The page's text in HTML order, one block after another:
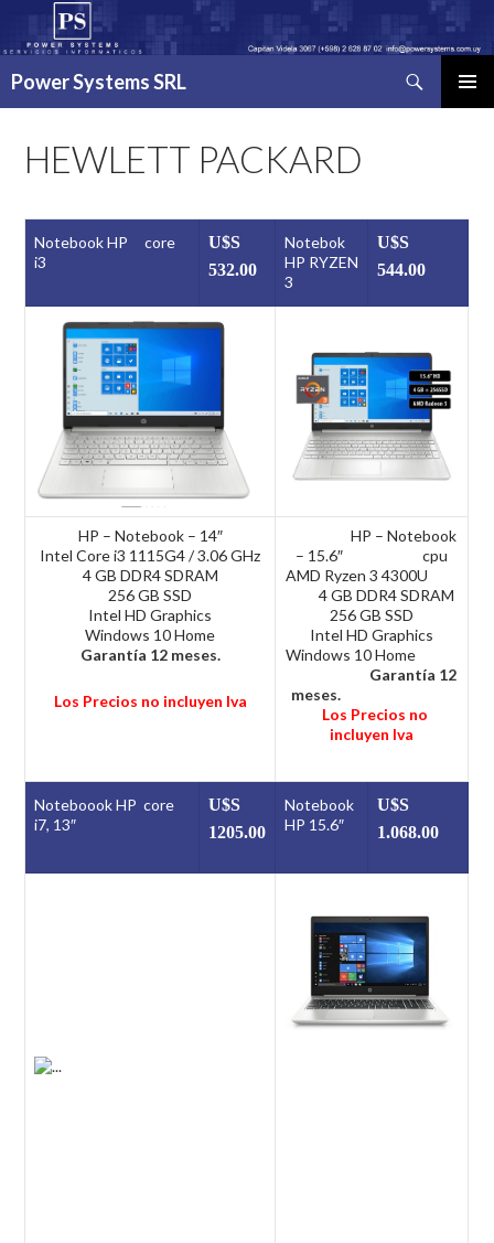
Power Systems SRL
CONTENIDO
HEWLETT PACKARD
Notebook HP core
i3
U$S
532.00
Notebok
HP RYZEN
3
U$S
544.00
HP – Notebook – 14″
Intel Core i3 1115G4 / 3.06 GHz
4 GB DDR4 SDRAM
256 GB SSD
Intel HD Graphics
Windows 10 Home
Garantía 12 meses.
Los Precios no incluyen Iva
HP – Notebook
– 15.6″ cpu
AMD Ryzen 3 4300U
4 GB DDR4 SDRAM
256 GB SSD
Intel HD Graphics
Windows 10 Home
Garantía 12
meses.
Los Precios no
incluyen Iva
Noteboook HP core
i7, 13″
U$S
1205.00
Notebook
HP 15.6″
U$S
1.068.00